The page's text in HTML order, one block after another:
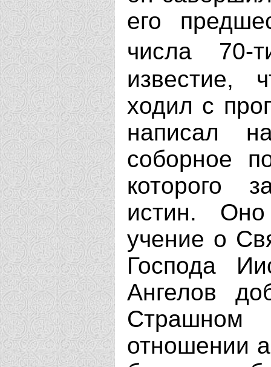
его
числа
известие,
ходил с
написал
соборное
которого
истин. Оно
учение о
Господа
Ангелов
Страшном
отношении